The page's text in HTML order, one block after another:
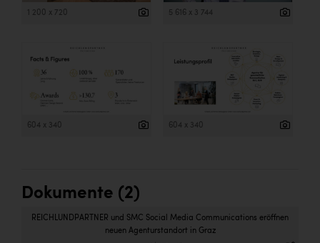
1 200 x 720 5 616 x 3 744
604 x 340 604 x 340
Dokumente (2)
REICHLUNDPARTNER und SMC Social Media Communications eröffnen
neuen Agenturstandort in Graz